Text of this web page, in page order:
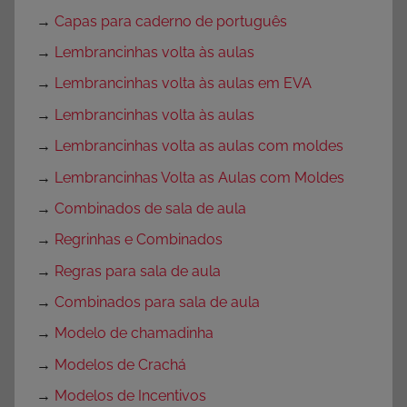
→ Capas para caderno de português
→ Lembrancinhas volta às aulas
→ Lembrancinhas volta às aulas em EVA
→ Lembrancinhas volta às aulas
→ Lembrancinhas volta as aulas com moldes
→ Lembrancinhas Volta as Aulas com Moldes
→ Combinados de sala de aula
→ Regrinhas e Combinados
→ Regras para sala de aula
→ Combinados para sala de aula
→ Modelo de chamadinha
→ Modelos de Crachá
→ Modelos de Incentivos